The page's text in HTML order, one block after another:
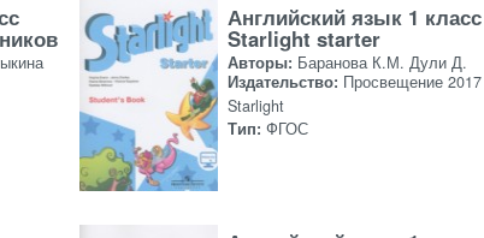
Английский язык 1 класс
Starlight starter
Авторы: Баранова К.М. Дули Д.
Издательство: Просвещение 2017
Starlight
Тип:ФГОС